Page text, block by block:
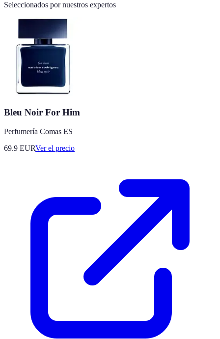
Seleccionados por nuestros expertos
Bleu Noir For Him
Perfumería Comas ES
69.9 EURVer el precio